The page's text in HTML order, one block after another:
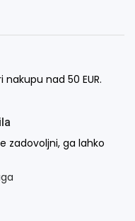
nad 50 EUR.
zadovoljni, ga lahko